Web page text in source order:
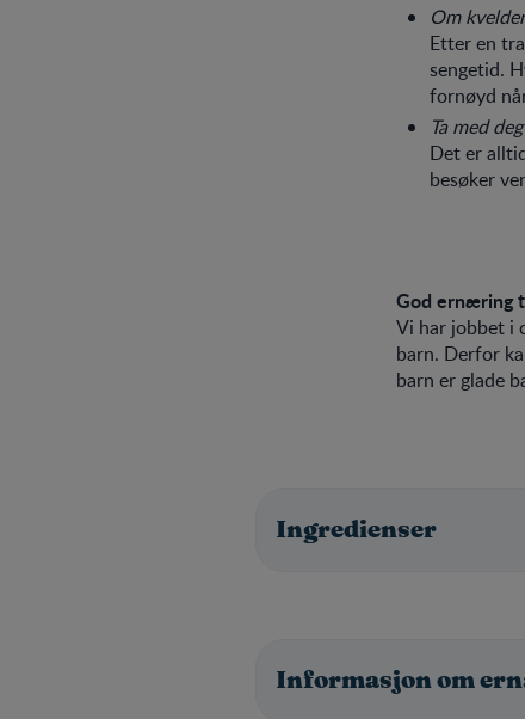
Om
Etter en
sengetid.
fornøyd
Ta med
Det er
besøker
God ernæring
Vi har jobbet i
barn. Derfor
barn er glade
Ingredienser
Informasjon om